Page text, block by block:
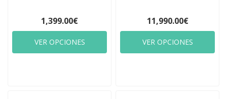
1,399.00€
VER OPCIONES
11,990.00€
VER OPCIONES